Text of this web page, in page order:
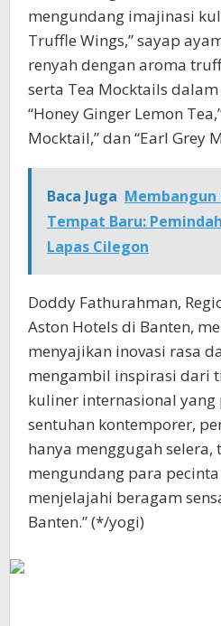
mengundang imajinasi
Truffle Wings,” sayap
renyah dengan aroma
serta Tea Mocktails
“Honey Ginger Lemon
Mocktail,” dan “Earl Grey
Baca Juga Membangun
Tempat Baru:
Lapas Cilegon
Doddy Fathurahman,
Aston Hotels di Banten,
menyajikan inovasi rasa
mengambil inspirasi dari
kuliner internasional yang
sentuhan kontemporer,
hanya menggugah selera,
mengundang para
menjelajahi beragam
Banten.” (*/yogi)